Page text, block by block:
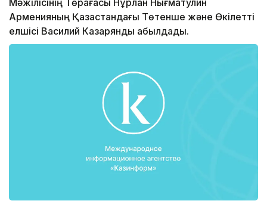
Мәжілісінің Төрағасы Нұрлан Нығматулин
Арменияның Қазақстандағы Төтенше және Өкілетті
елшісі Василий Казарянды қабылдады.